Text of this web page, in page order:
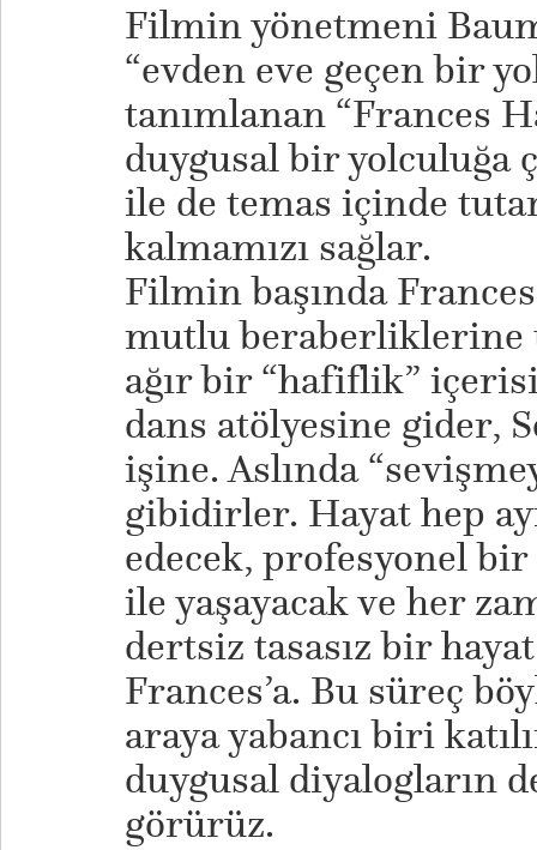
Filmin yönetmeni
“evden eve geçen bir
tanımlanan “Frances
duygusal bir yolculuğa
ile de temas içinde
kalmamızı sağlar.
Filmin başında
mutlu beraberliklerine
ağır bir “hafiflik”
dans atölyesine gider,
işine. Aslında
gibidirler. Hayat hep
edecek, profesyonel bir
ile yaşayacak ve her
dertsiz tasasız bir
Frances’a. Bu süreç
araya yabancı biri
duygusal diyalogların
görürüz.